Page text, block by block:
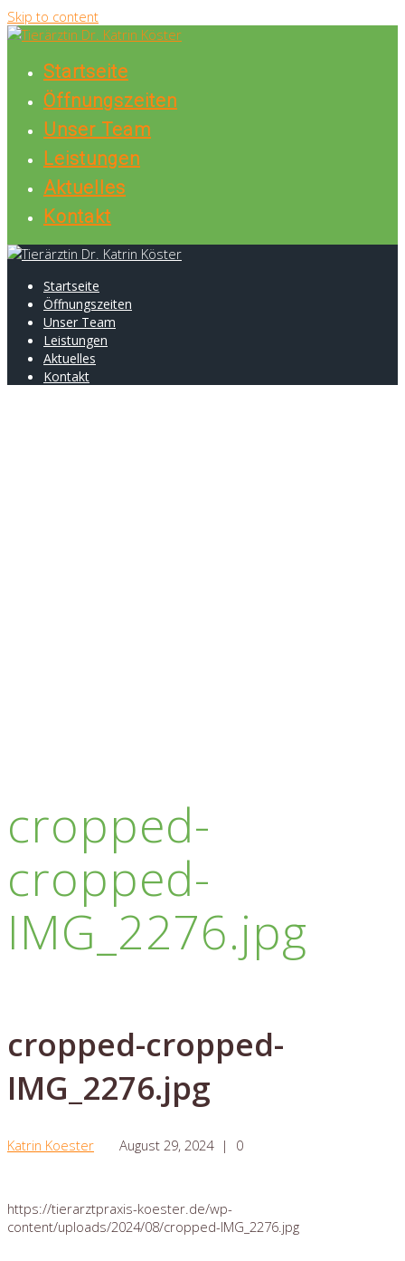
Skip to content
Startseite
Öffnungszeiten
Unser Team
Leistungen
Aktuelles
Kontakt
Startseite
Öffnungszeiten
Unser Team
Leistungen
Aktuelles
Kontakt
cropped-
cropped-
IMG_2276.jpg
cropped-cropped-
IMG_2276.jpg
Katrin Koester August 29, 2024| 0
https://tierarztpraxis-koester.de/wp-
content/uploads/2024/08/cropped-IMG_2276.jpg